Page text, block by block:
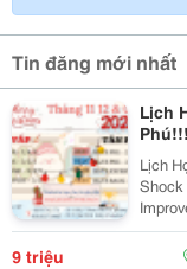
Tin đăng mới nhất
Lịch
Lịch
Shock
Improver Tối 2 4 6
18:00 Đến 21:00 Học
9 triệu